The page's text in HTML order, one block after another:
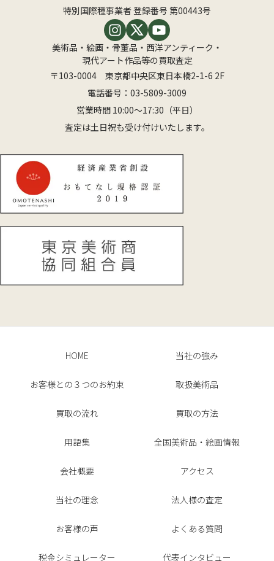
特別国際種事業者 登録番号 第00443号
美術品・絵画・骨董品・西洋アンティーク・
現代アート作品等の買取査定
〒103-0004 東京都中央区東日本橋2-1-6 2F
電話番号： 03-5809-3009
営業時間 10:00〜17:30（平日）
査定は土日祝も受け付けいたします。
HOME 当社の強み
お客様との３つのお約束 取扱美術品
買取の流れ 買取の方法
用語集 全国美術品・絵画情報
会社概要 アクセス
当社の理念 法人様の査定
お客様の声 よくある質問
税金シミュレーター 代表インタビュー